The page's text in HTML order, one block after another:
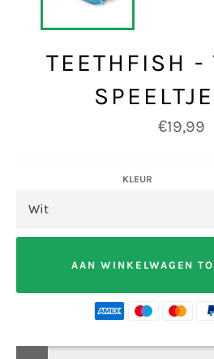
TEETHFISH -
Normale
prijs
€19,99
KLEUR
AAN WINKELWAGEN